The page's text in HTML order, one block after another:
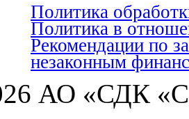
Политика
Политика в
Рекомендации по
незаконным
АО «СДК